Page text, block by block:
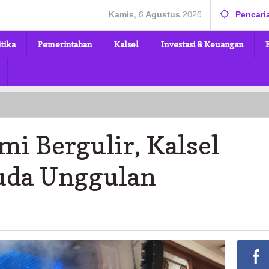
Kamis, 6 Agustus 2026
Pemerintahan Kalsel Investasi & Keuangan
Bergulir, Kalsel
Unggulan